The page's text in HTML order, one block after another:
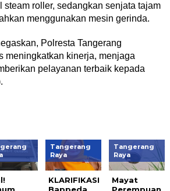
steam roller, sedangkan senjata tajam
menggunakan mesin gerinda.
Polresta Tangerang
meningkatkan kinerja, menjaga
pelayanan terbaik kepada
Tangerang
Raya
KLARIFIKASI
Tangerang
Raya
Mayat